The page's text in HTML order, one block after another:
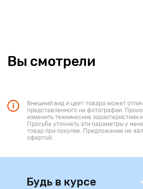
Вы смотрели
Внешний вид и цвет товара может
представленного на фотографии.
изменить технические характеристики
Просьба уточнять эти параметры у
товар при покупке. Предложение не
офертой.
Будь в курсе